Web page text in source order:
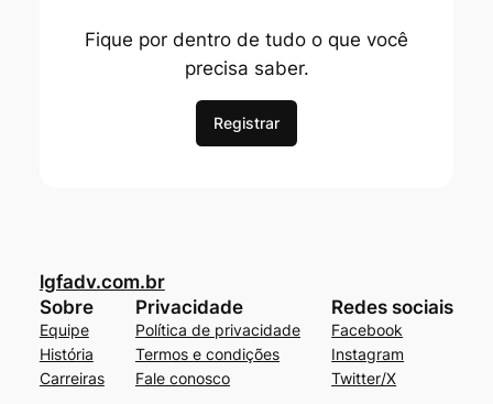
Fique por dentro de tudo o que você
precisa saber.
Registrar
lgfadv.com.br
Sobre
Equipe
História
Carreiras
Privacidade
Política de privacidade
Termos e condições
Fale conosco
Redes sociais
Facebook
Instagram
Twitter/X